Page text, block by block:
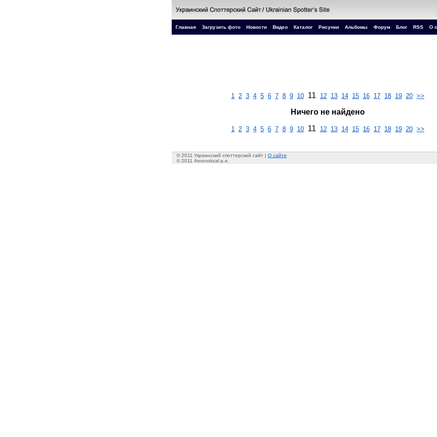
Главная Загрузить фото Новости Видео Каталог Рисунки Альбомы Форум Блог RSS О
1 2 3 4 5 6 7 8 9 10 11 12 13 14 15 16 17 18 19 20 >>
Ничего не найдено
1 2 3 4 5 6 7 8 9 10 11 12 13 14 15 16 17 18 19 20 >>
© 2011 Украинский споттерский сайт | О сайте
© 2011 Aerovokzal p.e.